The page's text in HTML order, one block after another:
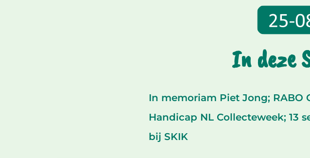
In deze
In memoriam Piet Jong; RABO
Handicap NL Collecteweek; 13
bij SKIK